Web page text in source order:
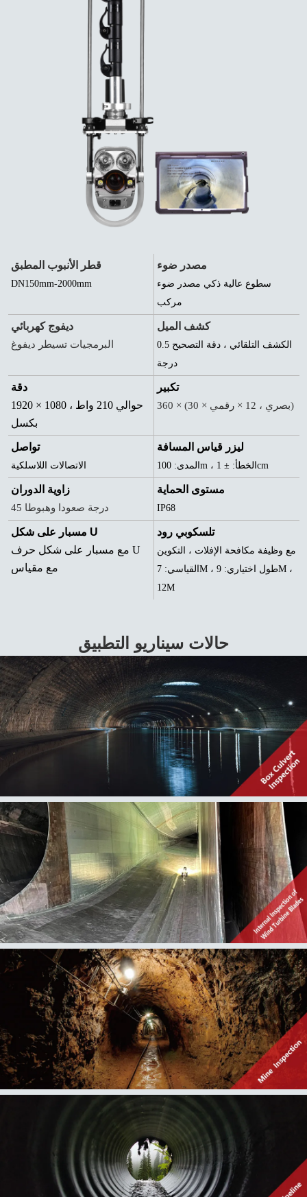
قطر الأنبوب المطبق
DN150mm-2000mm
مصدر ضوء
سطوع عالية ذكي مصدر ضوء
مركب
ديفوج كهربائي
البرمجيات تسيطر ديفوغ
كشف الميل
الكشف التلقائي ، دقة التصحيح 0.5
درجة
دقة
1920 × 1080 ، حوالي 210 واط
بكسل
تكبير
360 × (30 × بصري ، 12 × رقمي)
تواصل
الاتصالات اللاسلكية
ليزر قياس المسافة
المدى: 100m ، الخطأ: ± 1cm
زاوية الدوران
45 درجة صعودا وهبوطا
مستوى الحماية
IP68
مسبار على شكل U
مع مسبار على شكل حرف U
مع مقياس
تلسكوبي رود
مع وظيفة مكافحة الإفلات ، التكوين
القياسي: 7M ، طول اختياري: 9M ،
12M
حالات سيناريو التطبيق